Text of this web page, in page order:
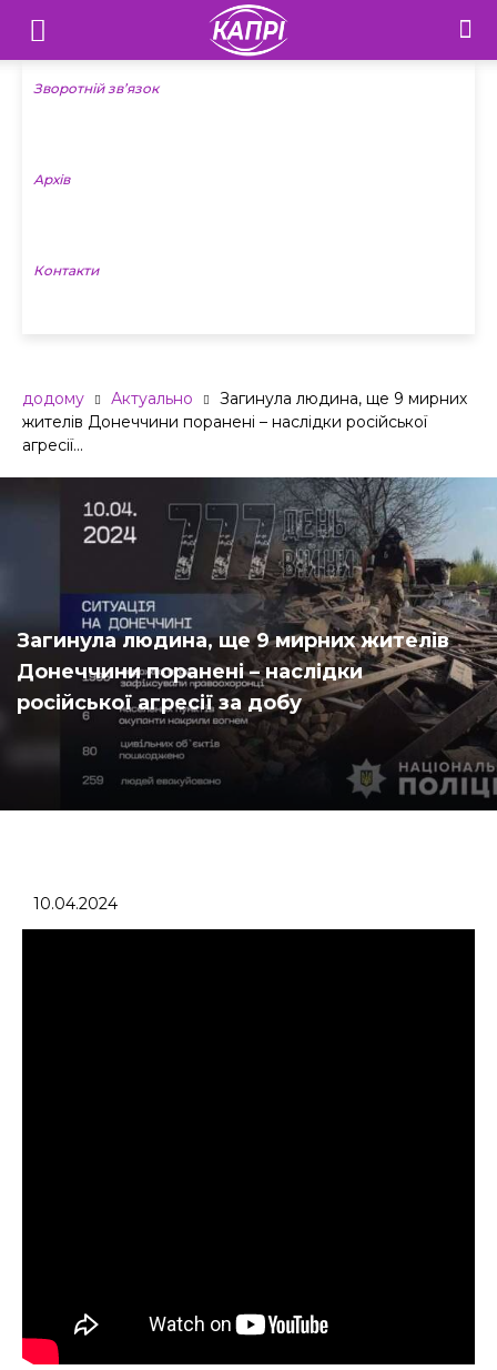
Телебачення
«Капрі»
Новини
Зворотній зв’язок
Архів
Контакти
додому Актуально
Загинула людина, ще 9 мирних
жителів Донеччини поранені – наслідки російської
агресії...
Загинула людина, ще 9 мирних жителів
Донеччини поранені – наслідки
російської агресії за добу
10.04.2024